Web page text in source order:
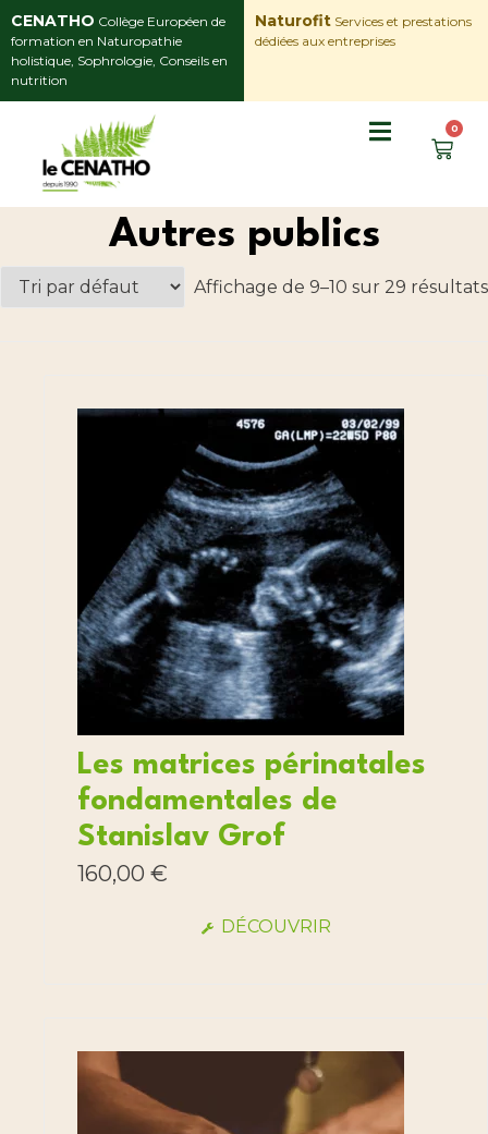
CENATHO Collège Européen de
formation en Naturopathie
holistique, Sophrologie, Conseils en
nutrition
Naturofit Services et prestations
dédiées aux entreprises
0
Autres publics
Affichage de 9–10 sur 29 résultats
Les matrices périnatales
fondamentales de
Stanislav Grof
160,00 €
DÉCOUVRIR